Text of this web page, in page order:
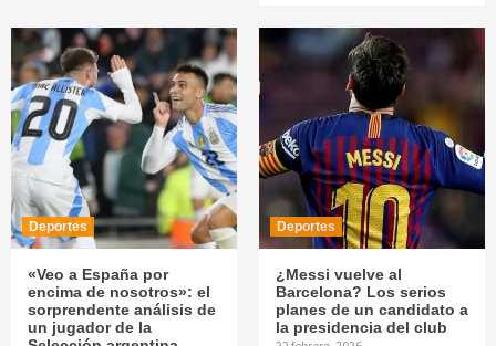
Deportes
«Veo a España por
encima de nosotros»: el
sorprendente análisis de
un jugador de la
Deportes
¿Messi vuelve al
Barcelona? Los serios
planes de un candidato a
la presidencia del club